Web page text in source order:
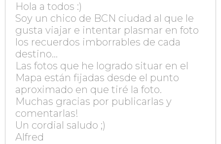
Hola a todos :)
Soy un chico de BCN ciudad al que le
gusta viajar e intentar plasmar en foto
los recuerdos imborrables de cada
destino...
Las fotos que he logrado situar en el
Mapa están fijadas desde el punto
aproximado en que tiré la foto.
Muchas gracias por publicarlas y
comentarlas!
Un cordial saludo ;)
Alfred